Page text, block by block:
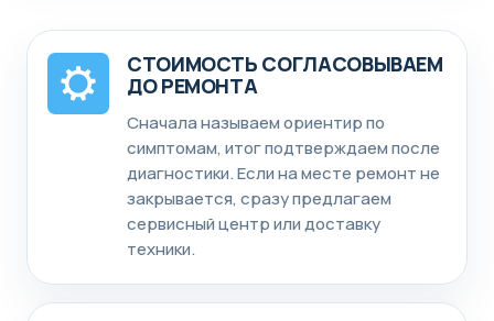
СТОИМОСТЬ СОГЛАСОВЫВАЕМ
ДО РЕМОНТА
Сначала называем ориентир по
симптомам, итог подтверждаем после
диагностики. Если на месте ремонт не
закрывается, сразу предлагаем
сервисный центр или доставку
техники.